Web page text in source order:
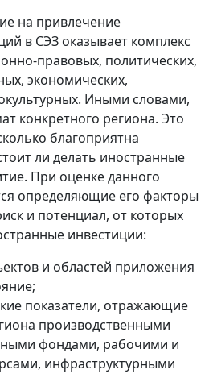
на привлечение
в СЭЗ оказывает комплекс
правовых, политических,
экономических,
Иными словами,
конкретного региона. Это
благоприятна
ли делать иностранные
При оценке данного
определяющие его факторы
и потенциал, от которых
инвестиции:
и областей приложения
показатели, отражающие
производственными
фондами, рабочими и
инфраструктурными